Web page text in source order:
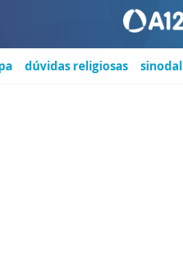
dúvidas religiosas